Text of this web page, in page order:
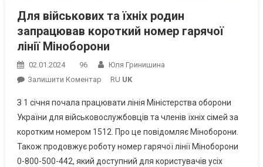
Для військових та їхніх родин
запрацював короткий номер гарячої
лінії Міноборони
02.01.2024 96
Юля Гринишина
Залишити КоментарOn
Військових
Та
Їхніх
Родин
Запрацював
RU UK
З 1 січня почала працювати лінія Міністерства оборони
України для військовослужбовців та членів їхніх сімей за
коротким номером 1512. Про це повідомляє Міноборони.
Також продовжує роботу номер гарячої лінії Міноборони
0-800-500-442, який доступний для користувачів усіх